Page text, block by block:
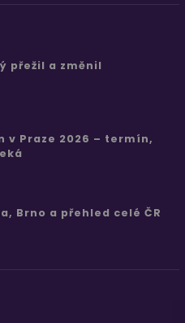
přežil a změnil
v Praze 2026 – termín,
Brno a přehled celé ČR